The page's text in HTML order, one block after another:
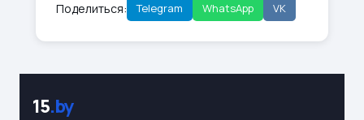
Поделиться: Telegram WhatsApp VK
15.by